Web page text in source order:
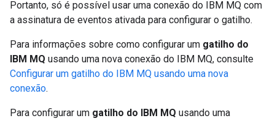
Portanto, só é possível usar uma conexão do IBM MQ com
a assinatura de eventos ativada para configurar o gatilho.
Para informações sobre como configurar um gatilho do
IBM MQ usando uma nova conexão do IBM MQ, consulte
Configurar um gatilho do IBM MQ usando uma nova
conexão.
Para configurar um gatilho do IBM MQ usando uma